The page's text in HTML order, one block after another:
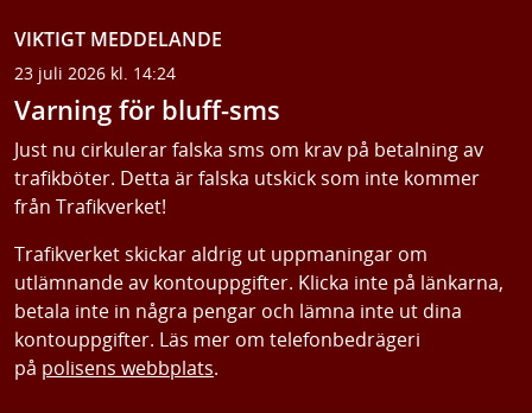
VIKTIGT MEDDELANDE
23 juli 2026 kl. 14:24
Varning för bluff-sms
Just nu cirkulerar falska sms om krav på betalning av
trafikböter. Detta är falska utskick som inte kommer
från Trafikverket!
Trafikverket skickar aldrig ut uppmaningar om
utlämnande av kontouppgifter. Klicka inte på länkarna,
betala inte in några pengar och lämna inte ut dina
kontouppgifter. Läs mer om telefonbedrägeri
på polisens webbplats.